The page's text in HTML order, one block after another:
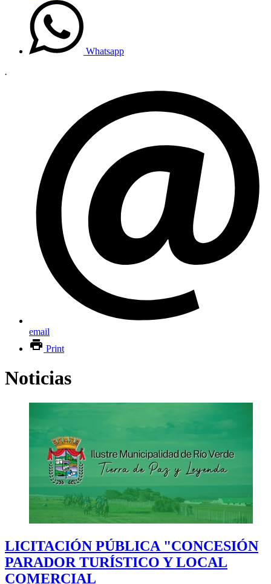
Whatsapp
.
email
Print
Noticias
LICITACIÓN PÚBLICA "CONCESIÓN
PARADOR TURÍSTICO Y LOCAL
COMERCIAL